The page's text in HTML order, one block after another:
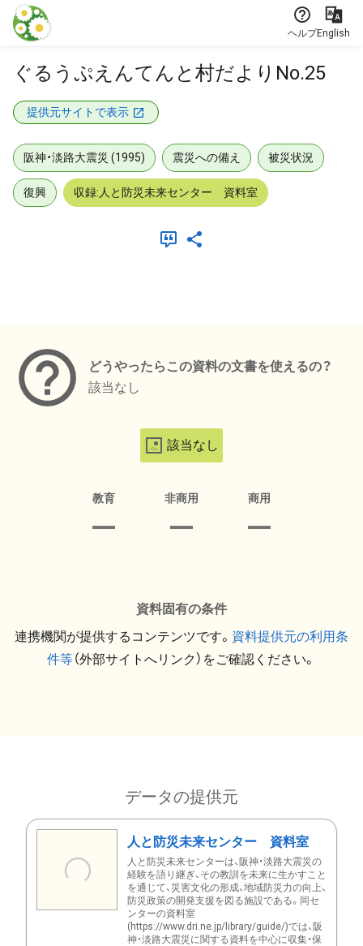
本文に飛ぶ
ヘルプEnglish
ぐるうぷえんてんと村だよりNo.25
提供元サイトで表示
阪神・淡路大震災 (1995) 震災への備え 被災状況
復興 収録:人と防災未来センター 資料室
どうやったらこの資料の文書を使えるの？
該当なし
該当なし
教育 非商用 商用
資料固有の条件
連携機関が提供するコンテンツです。 資料提供元の利用条
件等（外部サイトへリンク）をご確認ください。
データの提供元
人と防災未来センター 資料室
人と防災未来センターは、阪神・淡路大震災の
経験を語り継ぎ、その教訓を未来に生かすこと
を通じて、災害文化の形成、地域防災力の向上、
防災政策の開発支援を図る施設である。同セ
ンターの資料室
(https://www.dri.ne.jp/library/guide/)では、阪
神・淡路大震災に関する資料を中心に収集・保